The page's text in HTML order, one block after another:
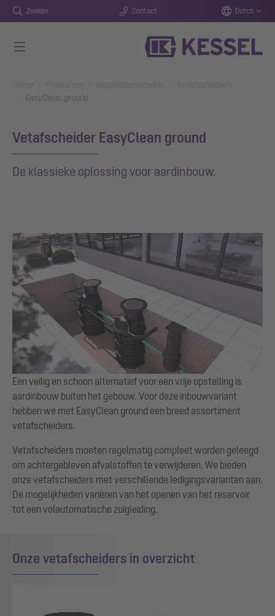
Zoeken Contact Dutch
EasyClean ground
Vetafscheider EasyClean ground
De klassieke oplossing voor aardinbouw.
Show larger version for:
Een veilig en schoon alternatief voor een vrije opstelling is
aardinbouw buiten het gebouw. Voor deze inbouwvariant
hebben we met EasyClean ground een breed assortiment
vetafscheiders.
Vetafscheiders moeten regelmatig compleet worden geleegd
om achtergebleven afvalstoffen te verwijderen. We bieden
onze vetafscheiders met verschillende ledigingsvarianten aan.
De mogelijkheden variëren van het openen van het reservoir
tot een volautomatische zuigleiding.
Onze vetafscheiders in overzicht